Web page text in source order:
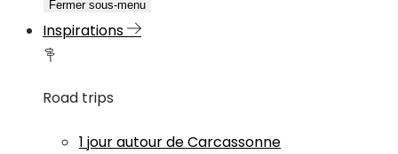
Fermer sous-menu
Inspirations
Road trips
1 jour autour de Carcassonne